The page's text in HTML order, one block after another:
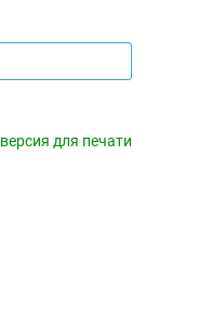
версия для печати